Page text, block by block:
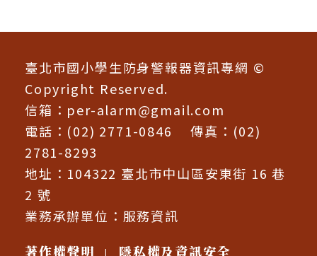
臺北市國小學生防身警報器資訊專網 ©
Copyright Reserved.
信箱： per-alarm@gmail.com
電話：(02) 2771-0846 傳真：(02)
2781-8293
地址：104322 臺北市中山區安東街 16 巷
2 號
業務承辦單位： 服務資訊
著作權聲明
| 隱私權及資訊安全